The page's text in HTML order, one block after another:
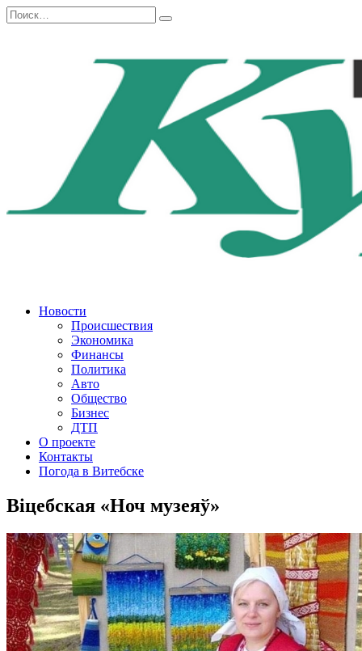
Перейти
к
Search
for:
Новости
Происшествия
Экономика
Финансы
Политика
Авто
Общество
Бизнес
ДТП
О проекте
Контакты
Погода в Витебске
Віцебская «Ноч музеяў»